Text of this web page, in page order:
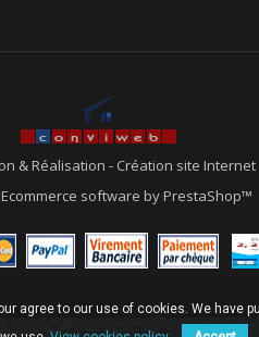
& Réalisation - Création site Internet
software by PrestaShop™
agree to our use of cookies. We have